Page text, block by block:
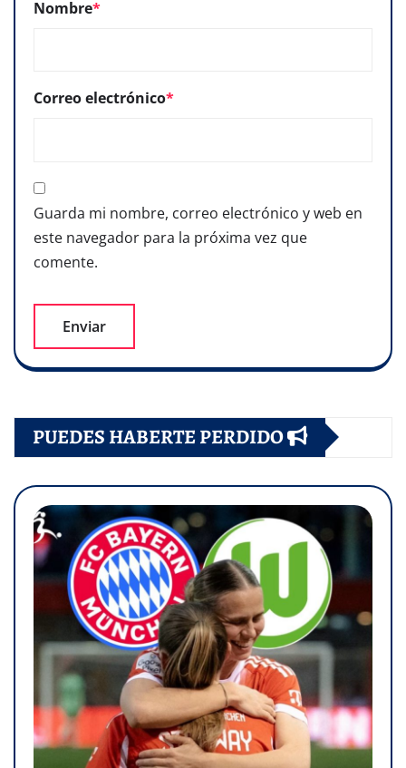
Nombre*
Correo electrónico*
Guarda mi nombre, correo electrónico y web en
este navegador para la próxima vez que
comente.
PUEDES HABERTE PERDIDO